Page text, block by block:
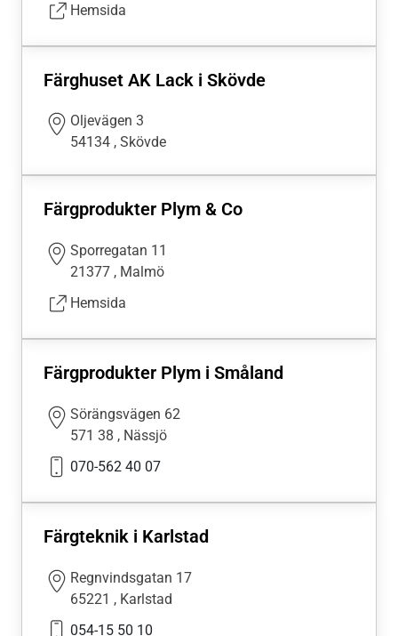
Hemsida
Färghuset AK Lack i Skövde
Oljevägen 3
54134 , Skövde
Färgprodukter Plym & Co
Sporregatan 11
21377 , Malmö
Hemsida
Färgprodukter Plym i Småland
Sörängsvägen 62
571 38 , Nässjö
070-562 40 07
Färgteknik i Karlstad
Regnvindsgatan 17
65221 , Karlstad
054-15 50 10